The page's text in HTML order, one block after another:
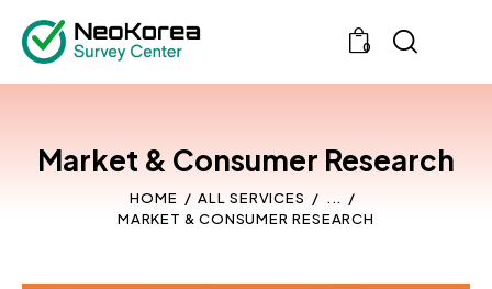
0
Market & Consumer Research
HOME ALL SERVICES
...
MARKET & CONSUMER RESEARCH